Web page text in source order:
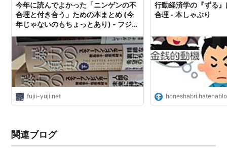
今年に読んでよかった「ニンゲンの不
合理と付き合う」ための本まとめ (今
年じゃないのもちょっとあり) - フジイ
fujii-yuji.net
行動経済学の『ずる
合理 - 本しゃぶり
関連ブログ